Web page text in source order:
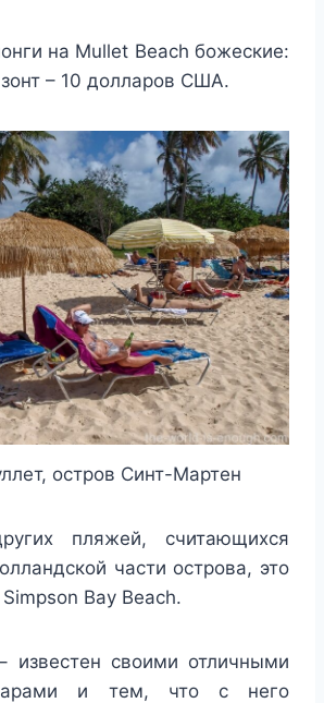
на Mullet Beach божеские:
– 10 долларов США.
остров Синт-Мартен
пляжей, считающихся
части острова, это
Bay Beach.
известен своими отличными
и тем, что с него